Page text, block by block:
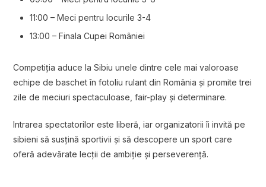
11:00 – Meci pentru locurile 3-4
13:00 – Finala Cupei României
Competiția aduce la Sibiu unele dintre cele mai valoroase
echipe de baschet în fotoliu rulant din România și promite trei
zile de meciuri spectaculoase, fair-play și determinare.
Intrarea spectatorilor este liberă, iar organizatorii îi invită pe
sibieni să susțină sportivii și să descopere un sport care
oferă adevărate lecții de ambiție și perseverență.